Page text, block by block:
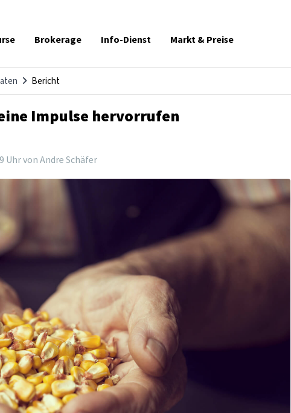
Brokerage Info-Dienst Markt & Preise
Bericht
Impulse hervorrufen
Uhrvon Andre Schäfer